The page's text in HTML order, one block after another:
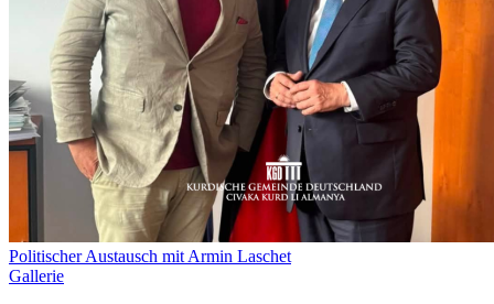
Politischer Austausch mit Armin Laschet
Gallerie